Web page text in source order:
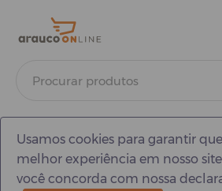
Usamos cookies para garantir
melhor experiência em nosso
você concorda com nossa